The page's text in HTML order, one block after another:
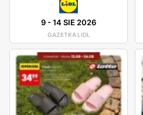
9-14 SIE 2026
GAZETKA LIDL